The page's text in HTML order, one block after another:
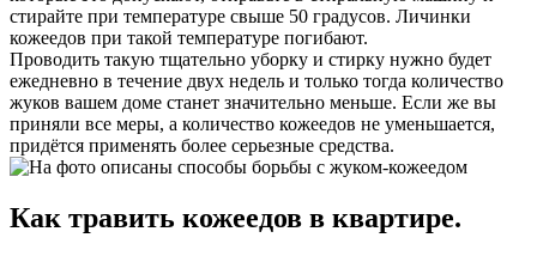
стирайте при температуре свыше 50 градусов. Личинки
кожеедов при такой температуре погибают.
Проводить такую тщательно уборку и стирку нужно будет
ежедневно в течение двух недель и только тогда количество
жуков вашем доме станет значительно меньше. Если же вы
приняли все меры, а количество кожеедов не уменьшается,
придётся применять более серьезные средства.
Как травить кожеедов в квартире.